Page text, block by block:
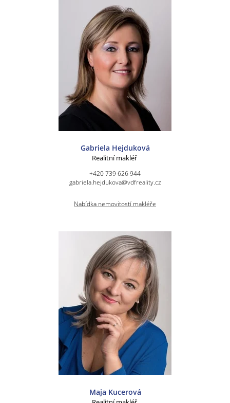
Gabriela Hejduková
Realitní makléř
+420 739 626 944
gabriela.hejdukova@vdfreality.cz
Nabídka nemovitostí makléře
Maja Kucerová